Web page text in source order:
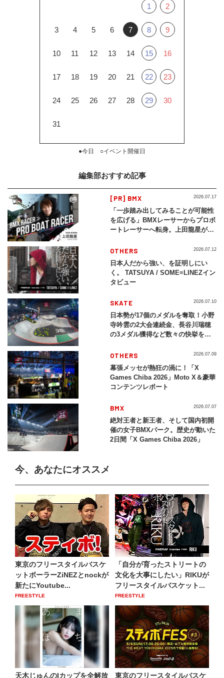
1 2
3 4 5 6 7 8 9
10 11 12 13 14 15 16
17 18 19 20 21 22 23
24 25 26 27 28 29 30
31
●今日 ○イベント開催日
編集部おすすめ記事
[PR] BMX
「一歩踏み出してみることが可能性
を広げる」BMXレーサーからプロボ
ートレーサーへ転身。上田龍星が体
2026.07.17
OTHERS
日本人だから強い、を証明しにい
く。 TATSUYA / SOME≡LINEZイン
タビュー
2026.07.12
SKATE
日本勢が17個のメダルを奪取！小野
寺吟雲の2大会連続金、長谷川瑞穂
の3メダル獲得など数々の快挙をプ
2026」
2026.07.10
OTHERS
幕張メッセが熱狂の渦に！「X
Games Chiba 2026」Moto X＆豪華
コンテンツレポート
2026.07.09
BMX
絶対王者と新王者、そして国内初開
催の女子BMXパーク。歴史が動いた
2日間「X Games Chiba 2026」
2026.07.07
今、あなたにオススメ
東京のフリースタイルバスケ
ットボーラーZiNEZとnockが
新たにYoutube...
FREESTYLE
「自分が育ったストリートの
文化を大事にしたい」RIKUが
フリースタイルバスケット...
FREESTYLE
天木じゅんのIカップを全解放 東京のフリースタイルバスケ